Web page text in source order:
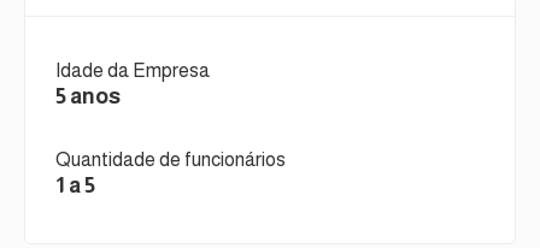
Idade da Empresa
5 anos
Quantidade de funcionários
1 a 5